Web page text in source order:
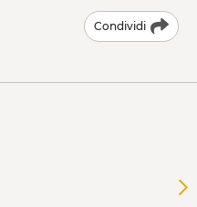
Condividi